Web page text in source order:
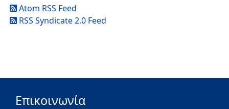
Atom RSS Feed
RSS Syndicate 2.0 Feed
Επικοινωνία